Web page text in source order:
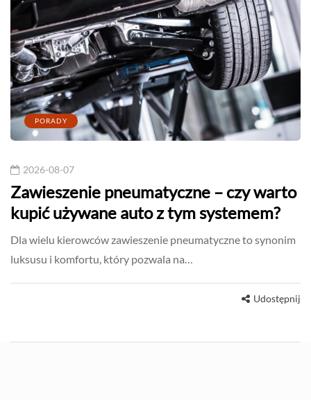
PORADY
2026-08-07
Zawieszenie pneumatyczne – czy warto
kupić używane auto z tym systemem?
Dla wielu kierowców zawieszenie pneumatyczne to synonim
luksusu i komfortu, który pozwala na…
Udostępnij